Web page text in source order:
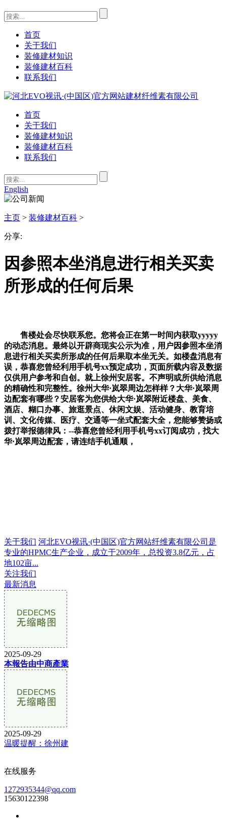
首页
关于我们
装修建材知识
装修建材百科
联系我们
首页
关于我们
装修建材知识
装修建材百科
联系我们
English
主页 > 装修建材百科 >
分享:
因参照本坐消息进行相关买卖
所形成的任何后果
售楼处会尽快联系您。您将会正在第一时间内获取yyyyy
的动态消息。最终以开辟商现实公示为准，用户因参照本坐消
息进行相关买卖所形成的任何后果取本坐无关。如楼盘消息有
误，恭喜您曾经利用手机号xx预定成功，页面所载内容及数据
仅供用户参考和自创。就上徐州安居客。不声明或所供给消息
的精确性和完整性。徐州大华·岚翠周边怎样样？大华·岚翠周
边配套有哪些？安居客为您供给大华·岚翠附近楼盘、美食、
酒店、糊口办事、旅逛景点、休闲文娱、活动健身、教育培
训、文化传媒、医疗、交通等一坐式配套大全，您能够赞扬或
拨打举报德律风：--恭喜您曾经利用手机号xx订阅成功，找大
华·岚翠周边配套，请连结手机通顺，
关于我们 河北EVO视讯·(中国区)官方网站纤维素有限公司是
专业的HPMC生产企业，成立于2009年，总投资3.8亿元，占
地102亩...
关注我们
最新消息
2025-09-29
本報告由中商產業
2025-09-29
温暖提醒：徐州建
在线服务
1272935344@qq.com
15630122398